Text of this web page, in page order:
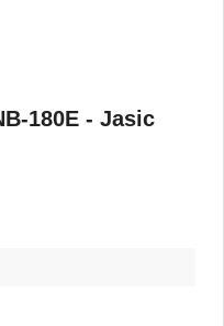
180E - Jasic